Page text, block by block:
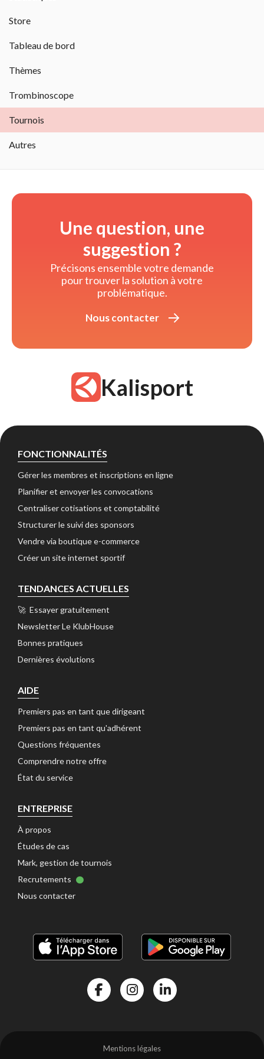
Store
Tableau de bord
Thèmes
Trombinoscope
Tournois
Autres
Une question, une
suggestion ?
Précisons ensemble votre demande
pour trouver la solution à votre
problématique.
Nous contacter
Kalisport
FONCTIONNALITÉS
Gérer les membres et inscriptions en ligne
Planifier et envoyer les convocations
Centraliser cotisations et comptabilité
Structurer le suivi des sponsors
Vendre via boutique e-commerce
Créer un site internet sportif
TENDANCES ACTUELLES
🚀 Essayer gratuitement
Newsletter Le KlubHouse
Bonnes pratiques
Dernières évolutions
AIDE
Premiers pas en tant que dirigeant
Premiers pas en tant qu'adhérent
Questions fréquentes
Comprendre notre offre
État du service
ENTREPRISE
À propos
Études de cas
Mark, gestion de tournois
Recrutements
Nous contacter
Mentions légales